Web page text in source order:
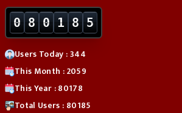
0 8 0 1 8 5
Users Today : 344
This Month : 2059
This Year : 80178
Total Users : 80185